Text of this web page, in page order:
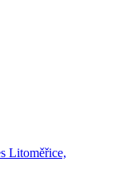
Litoměřice,